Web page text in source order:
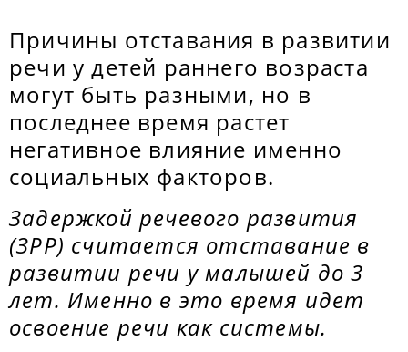
Причины отставания в развитии
речи у детей раннего возраста
могут быть разными, но в
последнее время растет
негативное влияние именно
социальных факторов.
Задержкой речевого развития
(ЗРР) считается отставание в
развитии речи у малышей до 3
лет. Именно в это время идет
освоение речи как системы.